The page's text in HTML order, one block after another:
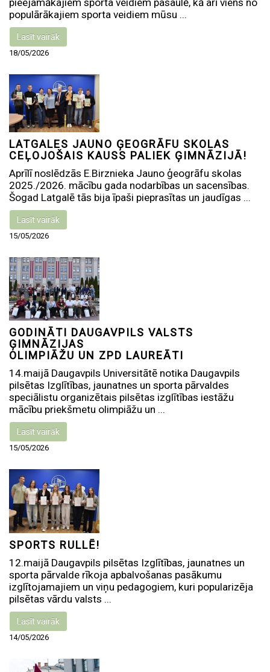
populārākajiem sporta veidiem mūsu ...
Lasīt vairāk
18/05/2026
LATGALES JAUNO ĢEOGRĀFU SKOLAS
CEĻOJOŠAIS KAUSS PALIEK ĢIMNĀZIJĀ!
Aprīlī noslēdzās E.Birznieka Jauno ģeogrāfu skolas
2025./2026. mācību gada nodarbības un sacensības.
Šogad Latgalē tās bija īpaši pieprasītas un jaudīgas ...
Lasīt vairāk
15/05/2026
GODINĀTI DAUGAVPILS VALSTS
ĢIMNĀZIJAS
OLIMPIĀŽU UN ZPD LAUREĀTI
14.maijā Daugavpils Universitātē notika Daugavpils
pilsētas Izglītības, jaunatnes un sporta pārvaldes
speciālistu organizētais pilsētas izglītības iestāžu
mācību priekšmetu olimpiāžu un ...
Lasīt vairāk
15/05/2026
SPORTS RULLĒ!
12.maijā Daugavpils pilsētas Izglītības, jaunatnes un
sporta pārvalde rīkoja apbalvošanas pasākumu
izglītojamajiem un viņu pedagogiem, kuri popularizēja
pilsētas vārdu valsts ...
Lasīt vairāk
14/05/2026